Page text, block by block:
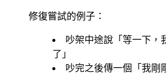
修復嘗試的例子：
吵架中途說「等一下，
了」
吵完之後傳一個「我剛